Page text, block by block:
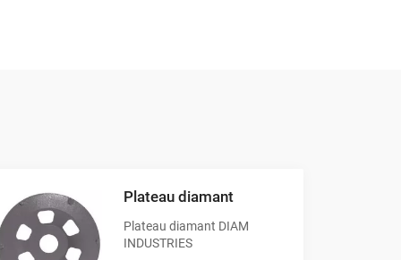
les plus durs.Que vous
haute performance, conçus pour
Plateau diamant
Plateau diamant DIAM
INDUSTRIES